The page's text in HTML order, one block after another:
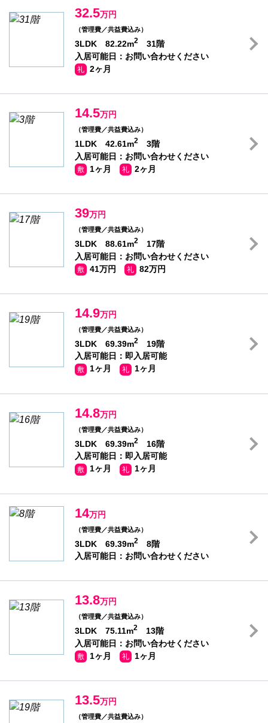
32.5万円
（管理費／共益費込み）
3LDK 82.22m2
31階
入居可能日：お問い合わせください
礼 2ヶ月
14.5万円
（管理費／共益費込み）
1LDK 42.61m2
3階
入居可能日：お問い合わせください
敷 1ヶ月 礼 2ヶ月
39万円
（管理費／共益費込み）
3LDK 88.61m2
17階
入居可能日：お問い合わせください
敷 41万円 礼 82万円
14.9万円
（管理費／共益費込み）
3LDK 69.39m2
19階
入居可能日：即入居可能
敷 1ヶ月 礼 1ヶ月
14.8万円
（管理費／共益費込み）
3LDK 69.39m2
16階
入居可能日：即入居可能
敷 1ヶ月 礼 1ヶ月
14万円
（管理費／共益費込み）
3LDK 69.39m2
8階
入居可能日：お問い合わせください
13.8万円
（管理費／共益費込み）
3LDK 75.11m2
13階
入居可能日：お問い合わせください
敷 1ヶ月 礼 1ヶ月
13.5万円
（管理費／共益費込み）